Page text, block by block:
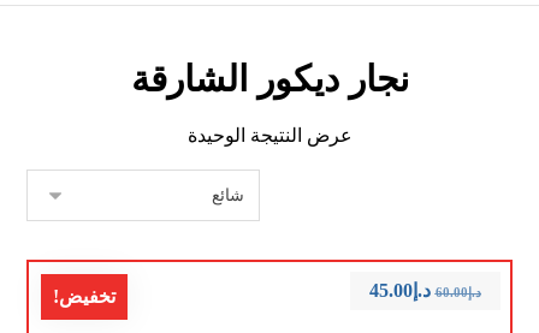
نجار ديكور الشارقة
عرض النتيجة الوحيدة
تخفيض! د.إ60.00 د.إ45.00